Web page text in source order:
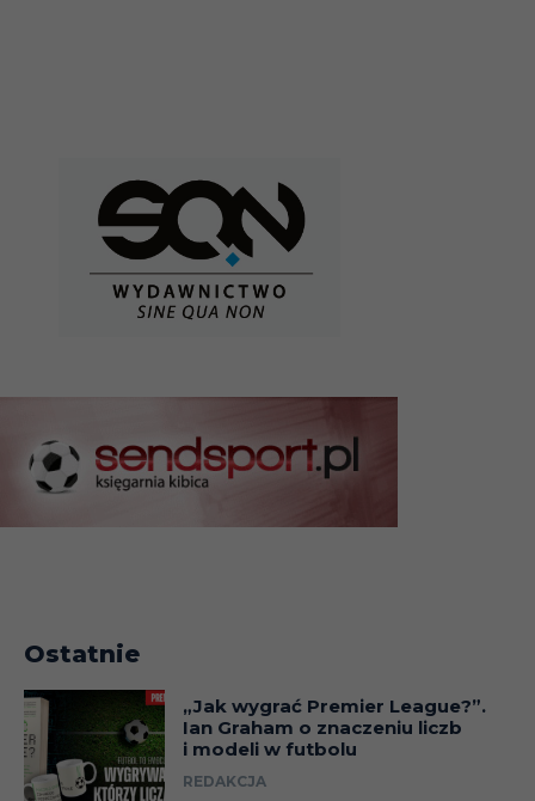
Ostatnie
„Jak wygrać Premier League?”.
Ian Graham o znaczeniu liczb
i modeli w futbolu
REDAKCJA